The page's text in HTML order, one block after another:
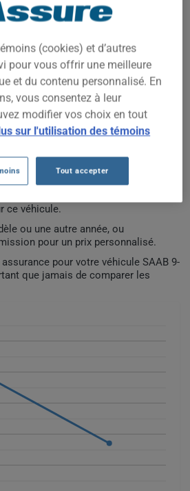
AUTO SAAB
2022.
ce véhicule.
ou une autre année, ou
pour un prix personnalisé.
pour votre véhicule SAAB 9-
que jamais de comparer les
(cookies) et d’autres
pour vous offrir une meilleure
et du contenu personnalisé. En
vous consentez à leur
modifier vos choix en tout
sur l'utilisation des témoins
Tout accepter